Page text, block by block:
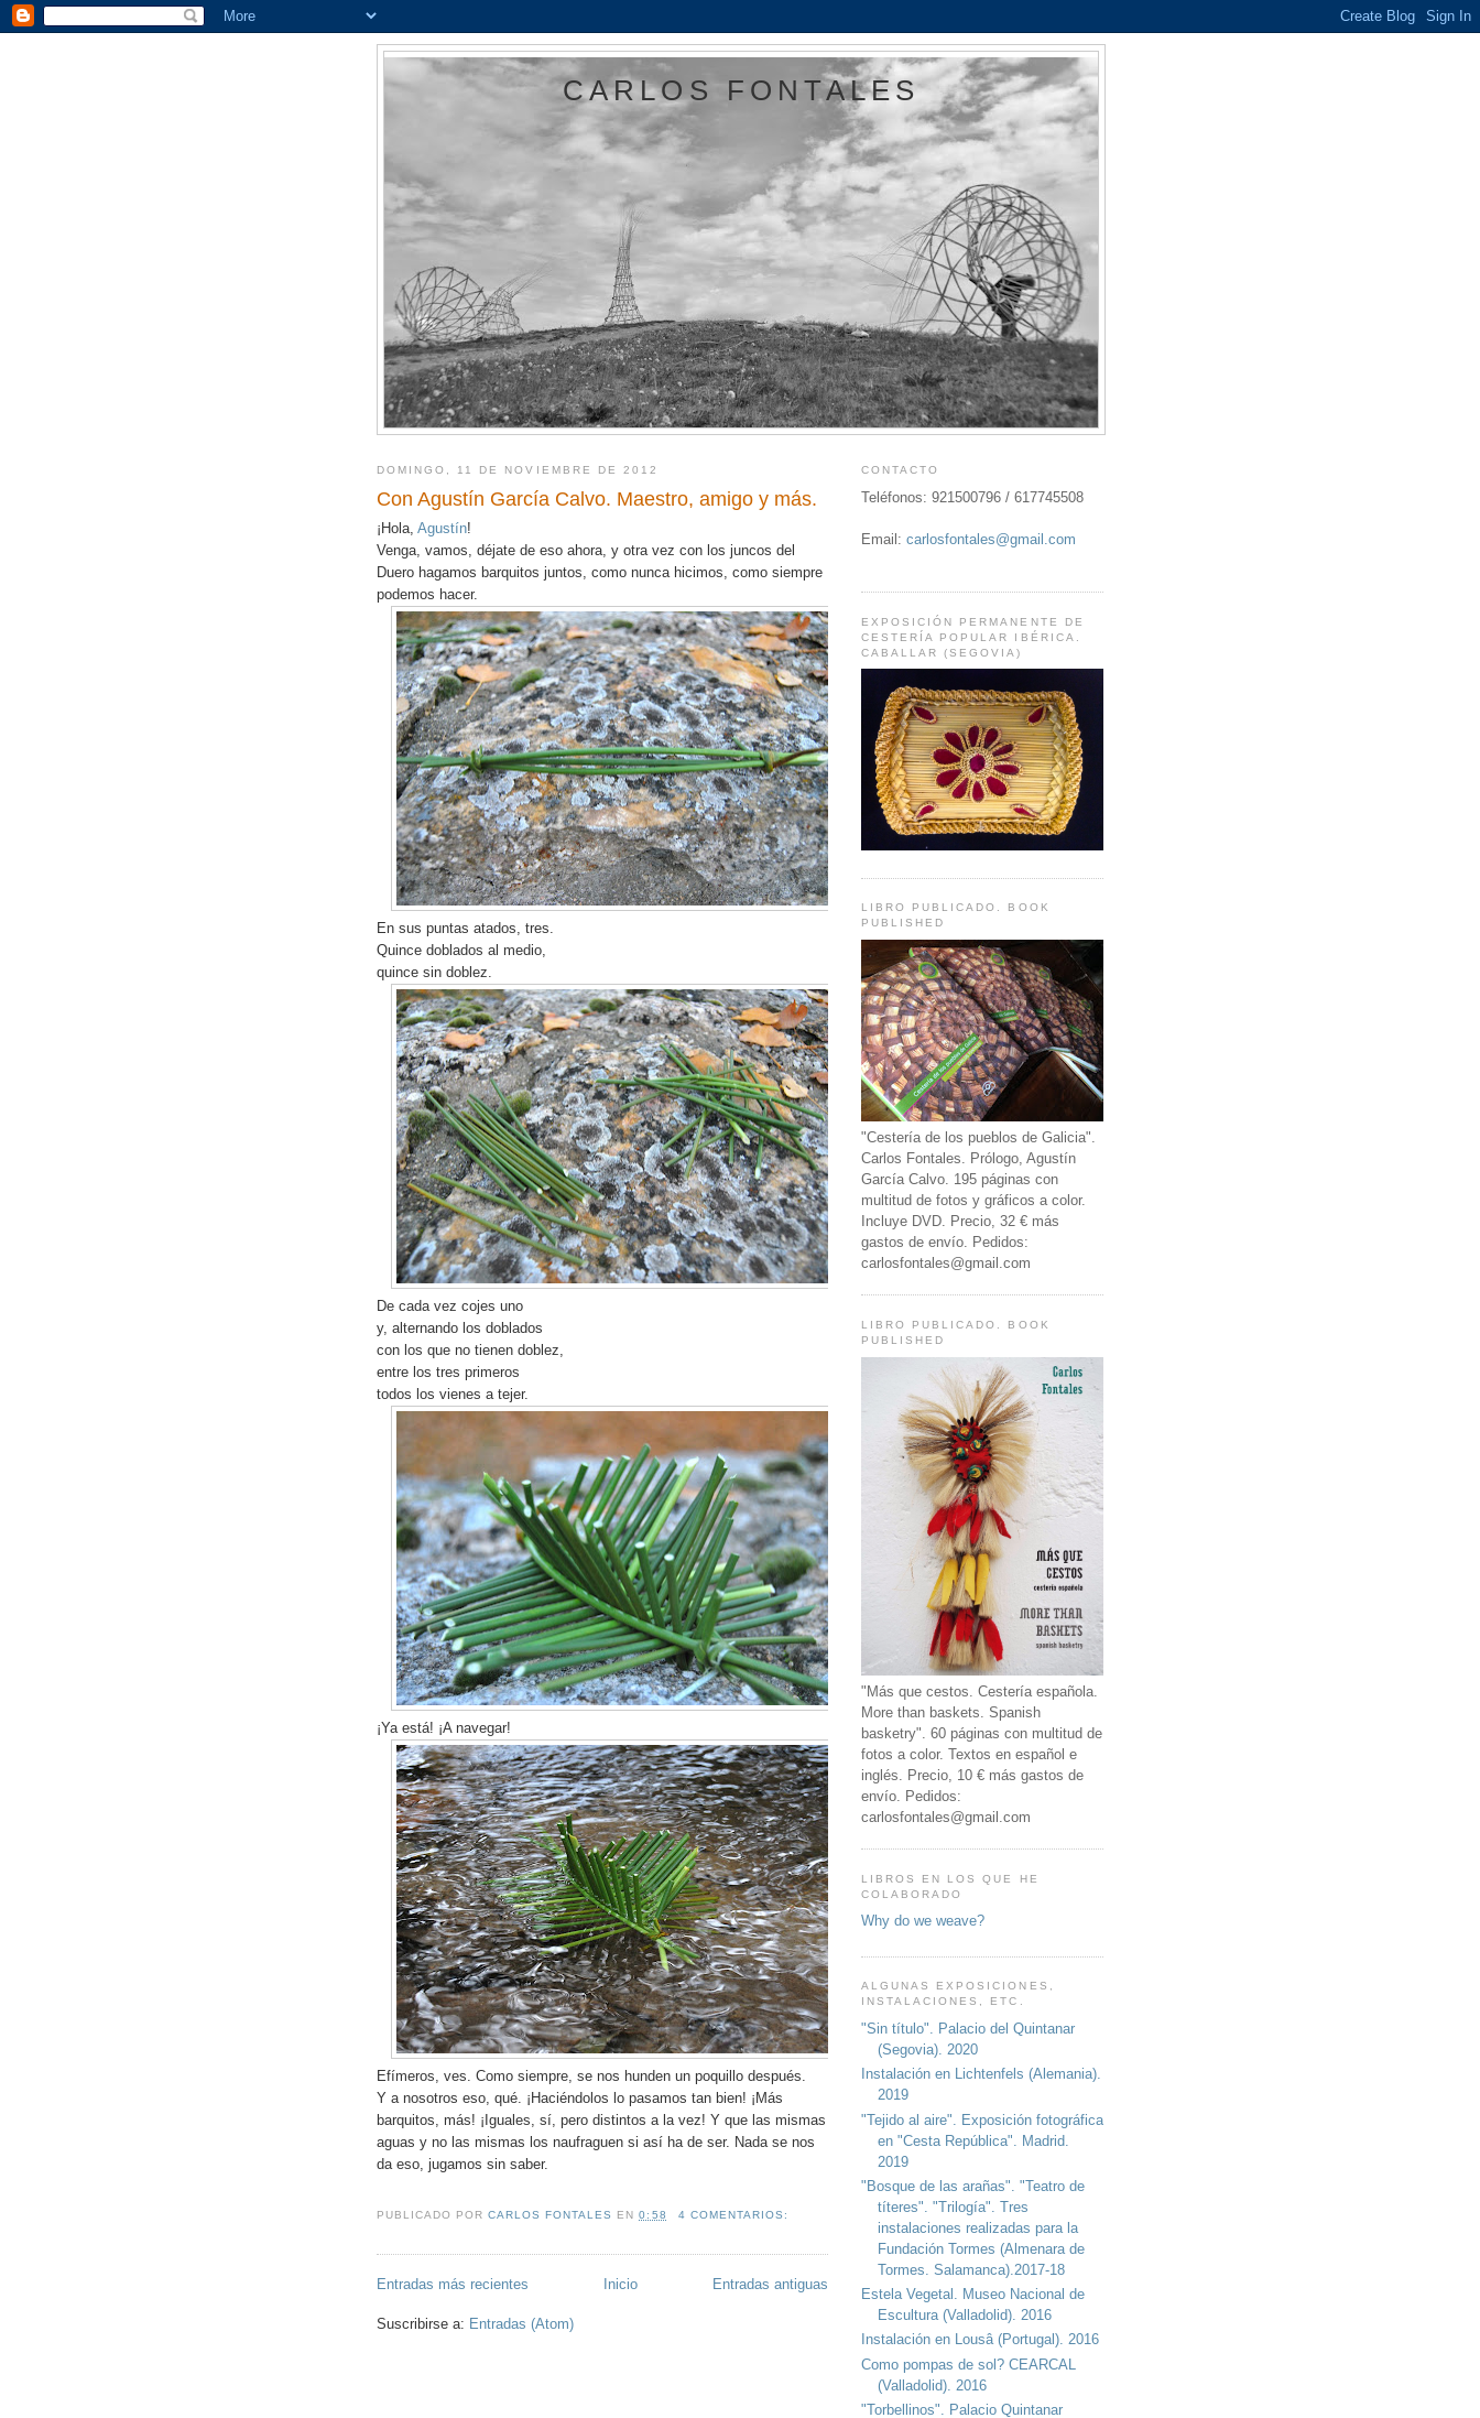
CARLOS FONTALES
DOMINGO, 11 DE NOVIEMBRE DE 2012
Con Agustín García Calvo. Maestro, amigo y más.
¡Hola, Agustín!
Venga, vamos, déjate de eso ahora, y otra vez con los juncos del
Duero hagamos barquitos juntos, como nunca hicimos, como siempre
podemos hacer.
En sus puntas atados, tres.
Quince doblados al medio,
quince sin doblez.
De cada vez cojes uno
y, alternando los doblados
con los que no tienen doblez,
entre los tres primeros
todos los vienes a tejer.
¡Ya está! ¡A navegar!
Efímeros, ves. Como siempre, se nos hunden un poquillo después.
Y a nosotros eso, qué. ¡Haciéndolos lo pasamos tan bien! ¡Más
barquitos, más! ¡Iguales, sí, pero distintos a la vez! Y que las mismas
aguas y no las mismas los naufraguen si así ha de ser. Nada se nos
da eso, jugamos sin saber.
PUBLICADO PORCARLOS FONTALES EN0:58 4 COMENTARIOS:
Entradas más recientes Entradas antiguas
Inicio
Suscribirse a: Entradas (Atom)
CONTACTO
Teléfonos: 921500796 / 617745508
Email: carlosfontales@gmail.com
EXPOSICIÓN PERMANENTE DE
CESTERÍA POPULAR IBÉRICA.
CABALLAR (SEGOVIA)
LIBRO PUBLICADO. BOOK
PUBLISHED
"Cestería de los pueblos de Galicia".
Carlos Fontales. Prólogo, Agustín
García Calvo. 195 páginas con
multitud de fotos y gráficos a color.
Incluye DVD. Precio, 32 € más
gastos de envío. Pedidos:
carlosfontales@gmail.com
LIBRO PUBLICADO. BOOK
PUBLISHED
"Más que cestos. Cestería española.
More than baskets. Spanish
basketry". 60 páginas con multitud de
fotos a color. Textos en español e
inglés. Precio, 10 € más gastos de
envío. Pedidos:
carlosfontales@gmail.com
LIBROS EN LOS QUE HE
COLABORADO
Why do we weave?
ALGUNAS EXPOSICIONES,
INSTALACIONES, ETC.
"Sin título". Palacio del Quintanar
(Segovia). 2020
Instalación en Lichtenfels (Alemania).
2019
"Tejido al aire". Exposición fotográfica
en "Cesta República". Madrid.
2019
"Bosque de las arañas". "Teatro de
títeres". "Trilogía". Tres
instalaciones realizadas para la
Fundación Tormes (Almenara de
Tormes. Salamanca).2017-18
Estela Vegetal. Museo Nacional de
Escultura (Valladolid). 2016
Instalación en Lousâ (Portugal). 2016
Como pompas de sol? CEARCAL
(Valladolid). 2016
"Torbellinos". Palacio Quintanar